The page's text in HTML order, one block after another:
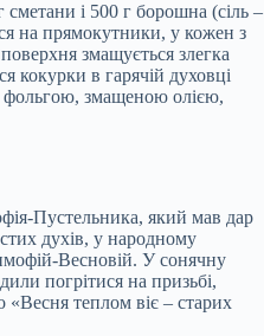
сметани і 500 г борошна (сіль –
на прямокутники, у кожен з
змащується злегка
кокурки в гарячій духовці
фольгою, змащеною олією,
Пустельника, який мав дар
духів, у народному
Весновій. У сонячну
погрітися на призьбі,
«Весня теплом віє – старих